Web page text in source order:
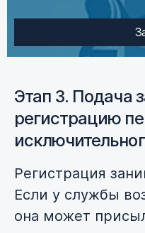
Этап 3. Подача
регистрацию
Регистрация
Если у службы
она может